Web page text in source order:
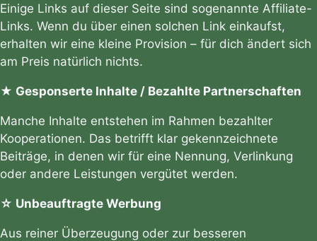
Einige Links auf dieser Seite sind sogenannte Affiliate-
Links. Wenn du über einen solchen Link einkaufst,
erhalten wir eine kleine Provision – für dich ändert sich
am Preis natürlich nichts.
★ Gesponserte Inhalte / Bezahlte Partnerschaften
Manche Inhalte entstehen im Rahmen bezahlter
Kooperationen. Das betrifft klar gekennzeichnete
Beiträge, in denen wir für eine Nennung, Verlinkung
oder andere Leistungen vergütet werden.
☆ Unbeauftragte Werbung
Aus reiner Überzeugung oder zur besseren